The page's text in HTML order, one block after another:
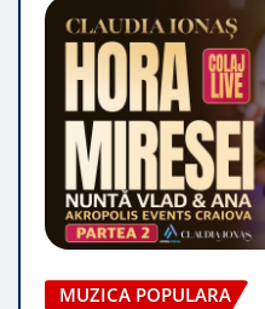
MUZICA POPULARA